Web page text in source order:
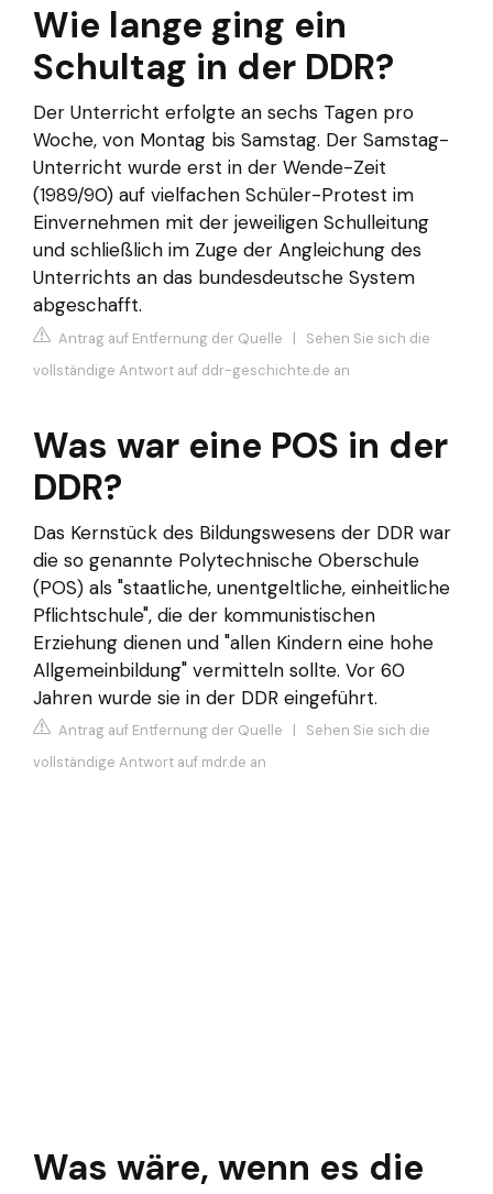
Wie lange ging ein
Schultag in der DDR?
Der Unterricht erfolgte an sechs Tagen pro
Woche, von Montag bis Samstag. Der Samstag-
Unterricht wurde erst in der Wende-Zeit
(1989/90) auf vielfachen Schüler-Protest im
Einvernehmen mit der jeweiligen Schulleitung
und schließlich im Zuge der Angleichung des
Unterrichts an das bundesdeutsche System
abgeschafft.
Antrag auf Entfernung der Quelle | Sehen Sie sich die
vollständige Antwort auf ddr-geschichte.de an
Was war eine POS in der
DDR?
Das Kernstück des Bildungswesens der DDR war
die so genannte Polytechnische Oberschule
(POS) als "staatliche, unentgeltliche, einheitliche
Pflichtschule", die der kommunistischen
Erziehung dienen und "allen Kindern eine hohe
Allgemeinbildung" vermitteln sollte. Vor 60
Jahren wurde sie in der DDR eingeführt.
Antrag auf Entfernung der Quelle | Sehen Sie sich die
vollständige Antwort auf mdr.de an
Was wäre, wenn es die